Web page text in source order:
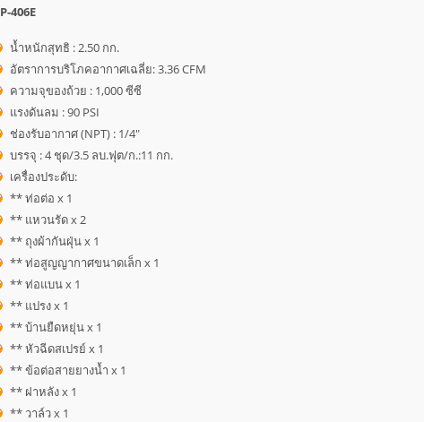
406E
น้ำหนักสุทธิ : 2.50 กก.
อัตราการบริโภคอากาศเฉลี่ย: 3.36 CFM
ความจุของถ้วย : 1,000 ซีซี
แรงดันลม : 90 PSI
ช่องรับอากาศ (NPT) : 1/4"
บรรจุ : 4 ชุด/3.5 ลบ.ฟุต/ก.:11 กก.
เครื่องประดับ:
** ท่อต่อ x 1
** แหวนรัด x 2
** ถุงผ้ากันฝุ่น x 1
** ท่อสูญญากาศขนาดเล็ก x 1
** ท่อแบน x 1
** แปรง x 1
** บ้านยืดหยุ่น x 1
** หัวฉีดสเปรย์ x 1
** ข้อต่อสายยางน้ำ x 1
** ฝาหลัง x 1
** วาล์ว x 1